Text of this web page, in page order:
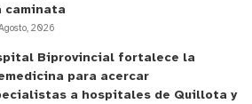
caminata
2026
Biprovincial fortalece la
para acercar
a hospitales de Quillota y